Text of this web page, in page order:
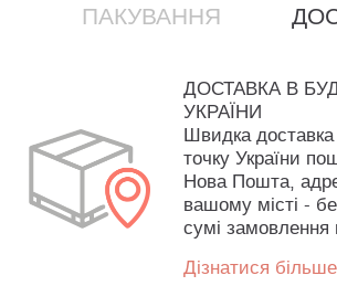
ПАКУВАННЯ
ДОСТАВКА В
УКРАЇНИ
Швидка
точку України
Нова Пошта,
вашому місті -
сумі замовлення
Дізнатися